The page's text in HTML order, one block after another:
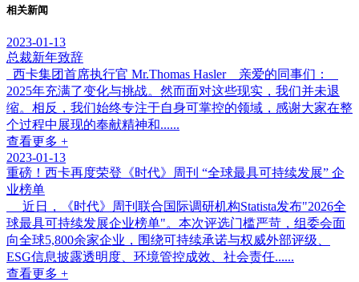
相关新闻
2023-01-13
总裁新年致辞
西卡集团首席执行官 Mr.Thomas Hasler 亲爱的同事们：
2025年充满了变化与挑战。然而面对这些现实，我们并未退
缩。相反，我们始终专注于自身可掌控的领域，感谢大家在整
个过程中展现的奉献精神和......
查看更多 +
2023-01-13
重磅！西卡再度荣登《时代》周刊 “全球最具可持续发展” 企
业榜单
近日，《时代》周刊联合国际调研机构Statista发布"2026全
球最具可持续发展企业榜单"。本次评选门槛严苛，组委会面
向全球5,800余家企业，围绕可持续承诺与权威外部评级、
ESG信息披露透明度、环境管控成效、社会责任......
查看更多 +